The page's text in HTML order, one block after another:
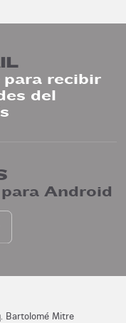
para recibir
del
Android
Bartolomé Mitre